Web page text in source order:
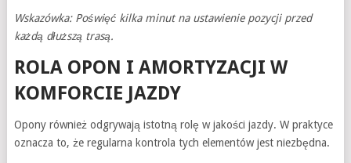
Wskazówka: Poświęć kilka minut na ustawienie pozycji przed
każdą dłuższą trasą.
ROLA OPON I AMORTYZACJI W
KOMFORCIE JAZDY
Opony również odgrywają istotną rolę w jakości jazdy. W praktyce
oznacza to, że regularna kontrola tych elementów jest niezbędna.